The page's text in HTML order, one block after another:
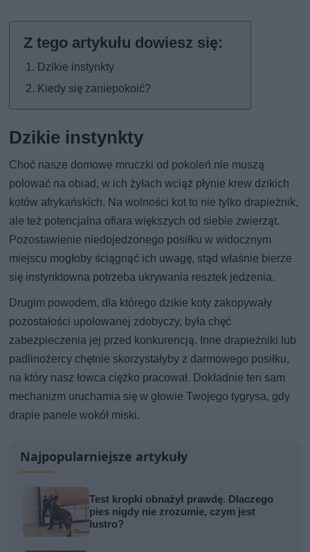
Dzikie instynkty
Kiedy się zaniepokoić?
Dzikie instynkty
Choć nasze domowe mruczki od pokoleń nie muszą
polować na obiad, w ich żyłach wciąż płynie krew dzikich
kotów afrykańskich. Na wolności kot to nie tylko drapieżnik,
ale też potencjalna ofiara większych od siebie zwierząt.
Pozostawienie niedojedzonego posiłku w widocznym
miejscu mogłoby ściągnąć ich uwagę, stąd właśnie bierze
się instynktowna potrzeba ukrywania resztek jedzenia.
Drugim powodem, dla którego dzikie koty zakopywały
pozostałości upolowanej zdobyczy, była chęć
zabezpieczenia jej przed konkurencją. Inne drapieżniki lub
padlinożercy chętnie skorzystałyby z darmowego posiłku,
na który nasz łowca ciężko pracował. Dokładnie ten sam
mechanizm uruchamia się w głowie Twojego tygrysa, gdy
drapie panele wokół miski.
Najpopularniejsze artykuły
Test kropki obnażył prawdę. Dlaczego
pies nigdy nie zrozumie, czym jest
lustro?